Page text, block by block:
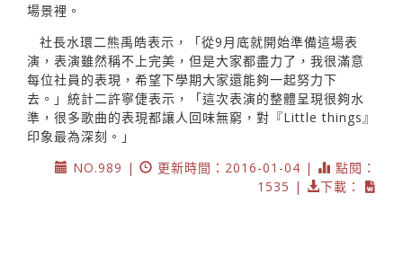
場景裡。
社長水環二熊禹皓表示，「從9月底就開始準備這場表
演，表演雖然稱不上完美，但是大家都盡力了，我很滿意
每位社員的表現，希望下學期大家還能夠一起努力下
去。」統計二許寧倢表示，「這次表演的整體呈現很夠水
準，很多歌曲的表現都讓人回味無窮，對『Little things』
印象最為深刻。」
NO.989 |
更新時間：2016-01-04 |
點閱：
1535 |
下載：